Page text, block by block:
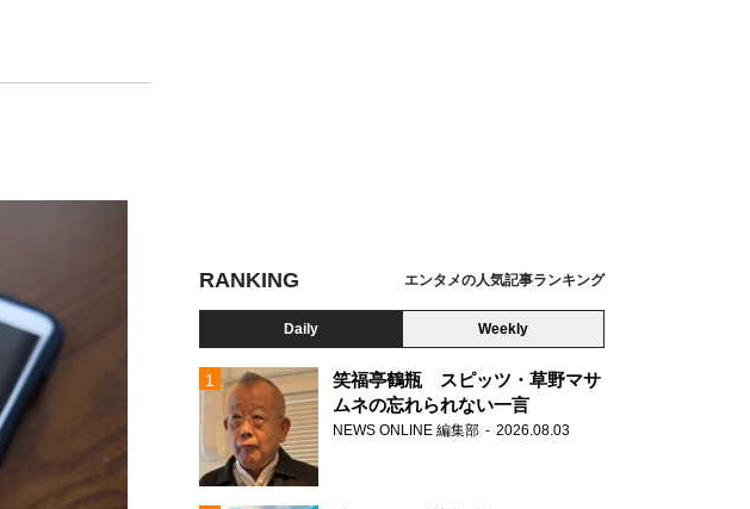
RANKING エンタメの人気記事ランキング
Daily Weekly
笑福亭鶴瓶 スピッツ・草野マサ
ムネの忘れられない一言
NEWS ONLINE 編集部 2026.08.03